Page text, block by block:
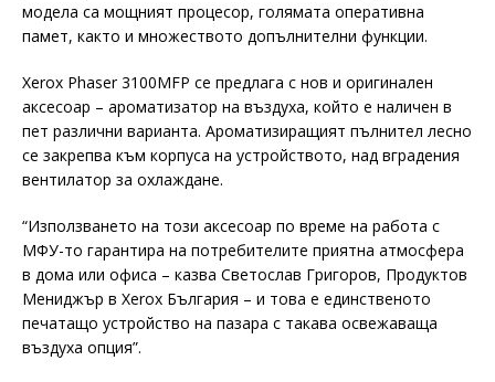
модела са мощният процесор, голямата оперативна
памет, както и множеството допълнителни функции.
Xerox Phaser 3100MFP се предлага с нов и оригинален
аксесоар – ароматизатор на въздуха, който е наличен в
пет различни варианта. Ароматизиращият пълнител лесно
се закрепва към корпуса на устройството, над вградения
вентилатор за охлаждане.
“Използването на този аксесоар по време на работа с
МФУ-то гарантира на потребителите приятна атмосфера
в дома или офиса – казва Светослав Григоров, Продуктов
Мениджър в Xerox България – и това е единственото
печатащо устройство на пазара с такава освежаваща
въздуха опция”.